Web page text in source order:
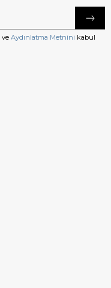
ve Aydınlatma Metnini kabul